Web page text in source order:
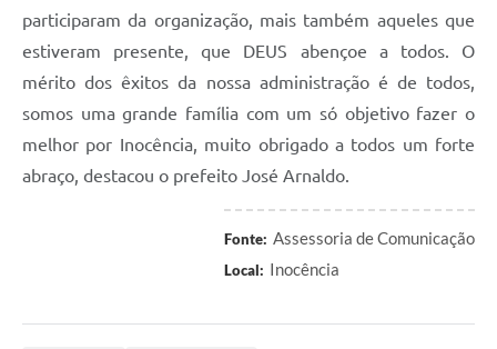
participaram da organização, mais também aqueles que
estiveram presente, que DEUS abençoe a todos. O
mérito dos êxitos da nossa administração é de todos,
somos uma grande família com um só objetivo fazer o
melhor por Inocência, muito obrigado a todos um forte
abraço, destacou o prefeito José Arnaldo.
Fonte: Assessoria de Comunicação
Local: Inocência